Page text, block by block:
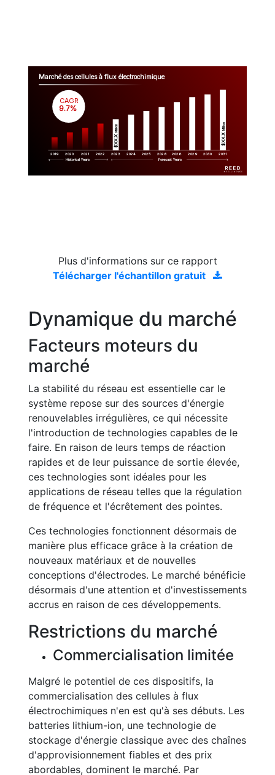
Marché des cellules à flux électrochimique
2019 2020 2021 2022 2023 2024 2025 2026 2028 2029 2030 2031
$XX.X
Million
$XX.X
Million
CAGR
9.7%
Historical Years Forecast Years
Plus d'informations sur ce rapport
Télécharger l'échantillon gratuit
Dynamique du marché
Facteurs moteurs du
marché
La stabilité du réseau est essentielle car le
système repose sur des sources d'énergie
renouvelables irrégulières, ce qui nécessite
l'introduction de technologies capables de le
faire. En raison de leurs temps de réaction
rapides et de leur puissance de sortie élevée,
ces technologies sont idéales pour les
applications de réseau telles que la régulation
de fréquence et l'écrêtement des pointes.
Ces technologies fonctionnent désormais de
manière plus efficace grâce à la création de
nouveaux matériaux et de nouvelles
conceptions d'électrodes. Le marché bénéficie
désormais d'une attention et d'investissements
accrus en raison de ces développements.
Restrictions du marché
Commercialisation limitée
Malgré le potentiel de ces dispositifs, la
commercialisation des cellules à flux
électrochimiques n'en est qu'à ses débuts. Les
batteries lithium-ion, une technologie de
stockage d'énergie classique avec des chaînes
d'approvisionnement fiables et des prix
abordables, dominent le marché. Par